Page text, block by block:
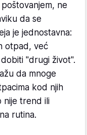
ne
da se
je jednostavna:
otpad, već
"drugi život".
da mnoge
kod njih
nije trend ili
rutina.